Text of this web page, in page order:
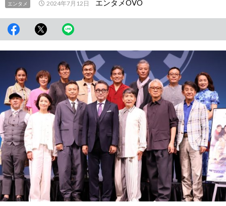
エンタメ 2024年7月12日 エンタメOVO